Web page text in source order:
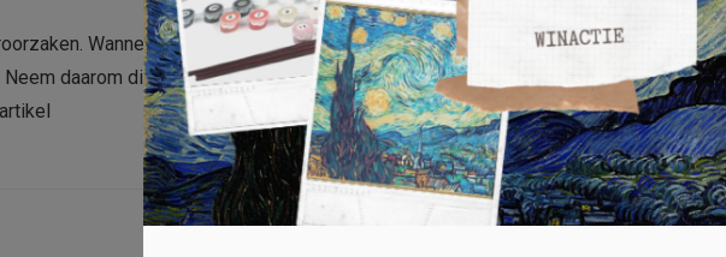
Wanneer je een wespennest aantreft in huis of in de tuin, wil je deze graag
daarom direct contact op met een professionele wespenbestrijder. Het is